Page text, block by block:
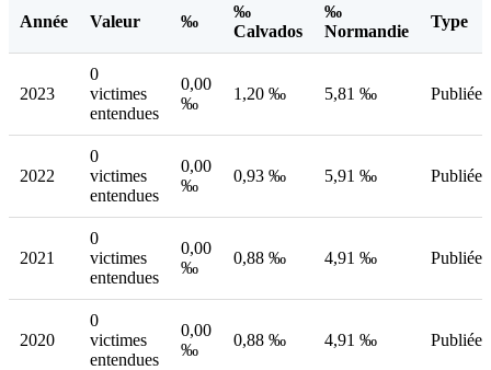
Année Valeur ‰
‰
Calvados
‰
Normandie
Type
2023
0
victimes
entendues
0,00
‰
1,20 ‰ 5,81 ‰ Publiée
2022
0
victimes
entendues
0,00
‰
0,93 ‰ 5,91 ‰ Publiée
2021
0
victimes
entendues
0,00
‰
0,88 ‰ 4,91 ‰ Publiée
2020
0
victimes
entendues
0,00
‰
0,88 ‰ 4,91 ‰ Publiée